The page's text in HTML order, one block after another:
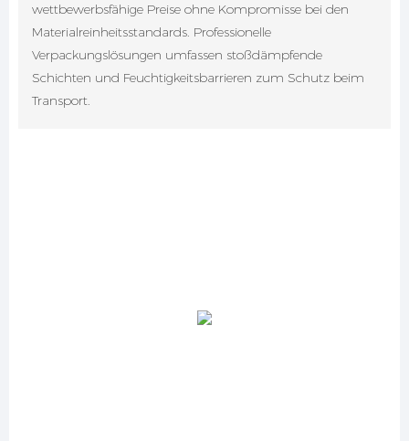
wettbewerbsfähige Preise ohne Kompromisse bei den
Materialreinheitsstandards. Professionelle
Verpackungslösungen umfassen stoßdämpfende
Schichten und Feuchtigkeitsbarrieren zum Schutz beim
Transport.